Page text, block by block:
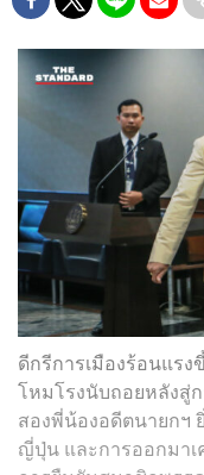
ดีกรีการเมืองร้อนแรง
โหมโรงนับถอยหลังสู่
สองพี่น้องอดีตนายกฯ
ญี่ปุ่น และการออกมาเ